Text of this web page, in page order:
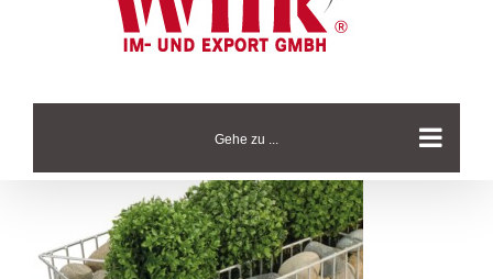
Gehe zu ...